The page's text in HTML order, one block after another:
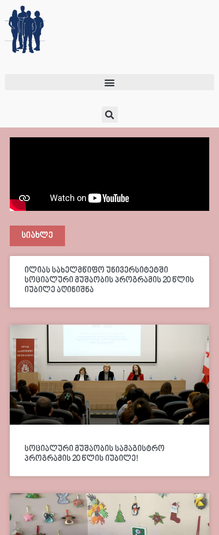
სიახლე
ილიას სახელმწიფო უნივერსიტეტში
სოციალური მუშაობის პროგრამის 20 წლის
იუბილე აღინიშნა
სოციალური მუშაობის სამაგისტრო
პროგრამის 20 წლის იუბილე!